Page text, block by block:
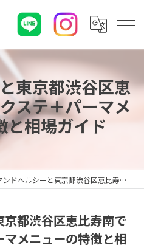
東京都渋谷区恵
ステ＋パーマメ
と相場ガイド
ドヘルシーと東京都渋谷区恵比寿南で選ぶエクステ＋パーマメニューの特徴と相場ガイド
京都渋谷区恵比寿南で
メニューの特徴と相